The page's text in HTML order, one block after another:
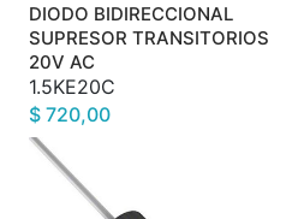
DIODO BIDIRECCIONAL
SUPRESOR TRANSITORIOS
20V AC
1.5KE20C
$ 720,00